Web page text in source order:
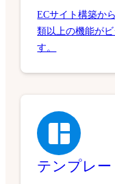
ECサイト構築か
類以上の機能が
す。
テンプレー